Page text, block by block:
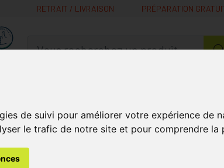
de suivi pour améliorer votre expérience de
le trafic de notre site et pour comprendre la
RETRAIT / LIVRAISON PRÉPARATION
MaPharmacie.be ma santé, mes conseils, mes prix